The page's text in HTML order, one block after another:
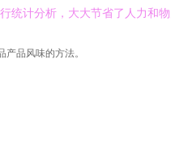
统计分析，大大节省了人力和
品风味的方法。